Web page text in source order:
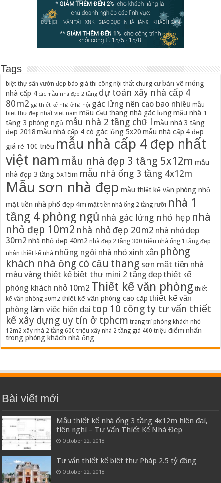
Tags
biệt thự sân vườn đẹp báo giá thi công nội thất chung cư bản vẽ móng
nhà cấp 4 các mẫu nhà đẹp 2 tầng dự toán xây nhà cấp 4
80m2 giá thiết kế nhà ở hà nội gác lửng nên cao bao nhiêu mẫu
biệt thự đẹp nhất việt nam mẫu cầu thang nhà gác lửng mẫu nhà 1
tầng 3 phòng ngủ mẫu nhà 2 tầng chữ l mẫu nhà 3 tầng
đẹp 2018 mẫu nhà cấp 4 có gác lửng 5x20 mẫu nhà cấp 4 đẹp
giá rẻ 100 triệu mẫu nhà cấp 4 đẹp nhất
việt nam mẫu nhà đẹp 3 tầng 5x12m mẫu
nhà đẹp 3 tầng 5x15m mẫu nhà ống 3 tầng 4x12m
Mẫu sơn nhà đẹp mẫu thiết kế văn phòng nhỏ
mặt tiền nhà phố đẹp 4m mặt tiền nhà ống 2 tầng rưỡi nhà 1
tầng 4 phòng ngủ nhà gác lửng nhỏ hẹp nhà
nhỏ đẹp 10m2 nhà nhỏ đẹp 20m2 nhà nhỏ đẹp
30m2 nhà nhỏ đẹp 40m2 nhà đẹp 2 tầng 300 triệu nhà ống 1 tầng đẹp
nhận thiết kế nhà những ngôi nhà nhỏ xinh xắn phòng
khách nhà ống có cầu thang sơn mặt tiền nhà
màu vàng thiết kế biệt thự mini 2 tầng đẹpthiết kế
phòng khách nhỏ 10m2 Thiết kế văn phòng thiết
kế văn phòng 30m2 thiết kế văn phòng cao cấp thiết kế văn
phòng làm việc hiện đại top 10 công ty tư vấn thiết
kế xây dựng uy tín ở tphcm trang trí phòng khách nhỏ
12m2 xây nhà 2 tầng 600 triệu xây nhà 2 tầng giá 400 triệu điểm nhấn
trong phòng khách nhà ống
Bài viết mới
Mẫu thiết kế nhà ống 3 tầng 4x12m hiện đại,
tiện nghi – Tư Vấn Thiết Kế Nhà Đẹp
October 22, 2018
Tư vấn thiết kế biệt thự Pháp 2.5 tỷ đồng
October 22, 2018